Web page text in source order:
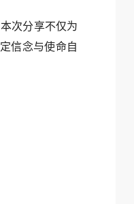
次分享不仅为
信念与使命自